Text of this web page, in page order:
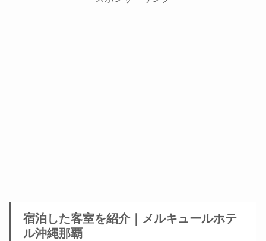
宿泊した客室を紹介｜メルキュールホテ
ル沖縄那覇